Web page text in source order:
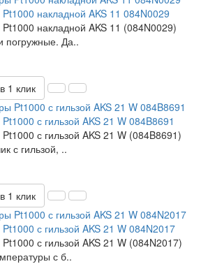
накладной AKS 11 084N0029
накладной AKS 11 (084N0029)
погружные. Да..
1 клик
с гильзой AKS 21 W 084B8691
с гильзой AKS 21 W (084B8691)
с гильзой, ..
1 клик
с гильзой AKS 21 W 084N2017
с гильзой AKS 21 W (084N2017)
с б..